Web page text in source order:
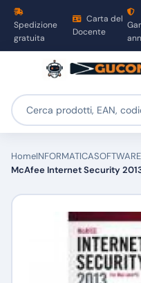
Spedizione
gratuita
Carta del
Docente
HomeINFORMATICASOFTWARE
McAfee Internet Security